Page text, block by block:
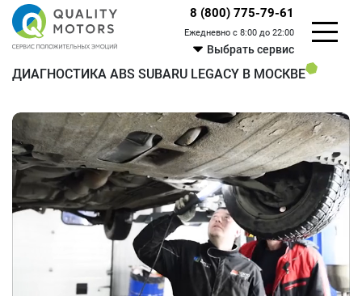
8 (800) 775-79-61
Ежедневно с 8:00 до 22:00
Выбрать сервис
ДИАГНОСТИКА ABS SUBARU LEGACY В МОСКВЕ